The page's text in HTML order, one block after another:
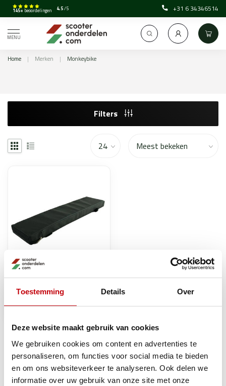
Toestemming Details Over
Deze website maakt gebruik van cookies
We gebruiken cookies om content en advertenties te
personaliseren, om functies voor social media te bieden
en om ons websiteverkeer te analyseren. Ook delen we
informatie over uw gebruik van onze site met onze
145+ beoordelingen 4.5/5 +31 6 34346514
MENU
Home | Merken | Monkeybike
Filters
Monkeybike
Monkeybike MonkeyTail - 60
CM kussen
Op voorraad bij
Recent bekeken